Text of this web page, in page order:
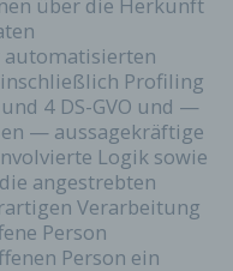
über die Herkunft
automatisierten
Profiling
4 DS-GVO und —
— aussagekräftige
Logik sowie
angestrebten
Verarbeitung
Person
Person ein
Unternehmen
ein optimales
verarbeiteten
Die
Logfiles werden
betroffene Person
Daten
Internetseite